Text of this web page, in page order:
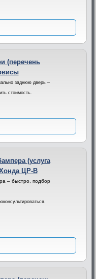
(перечень
заднюю дверь –
стоимость.
(услуга
ЦР-В
– быстро, подбор